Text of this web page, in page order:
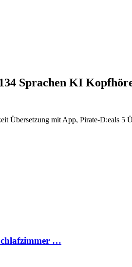
Sprachen KI
Übersetzung mit App, Pirate-D:eals 5
…